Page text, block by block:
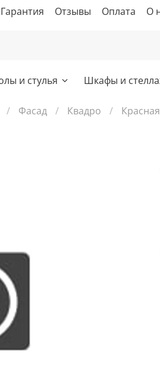
Гарантия Отзывы Оплата О
и стулья Шкафы и
Фасад Квадро